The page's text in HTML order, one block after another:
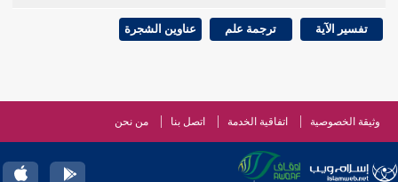
تفسير الآية ترجمة علم عناوين الشجرة
وثيقة الخصوصية اتفاقية الخدمة اتصل بنا من نحن